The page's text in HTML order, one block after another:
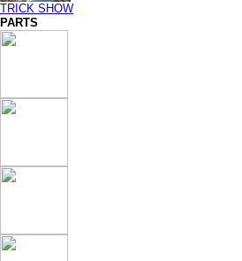
TRICK SHOW
PARTS